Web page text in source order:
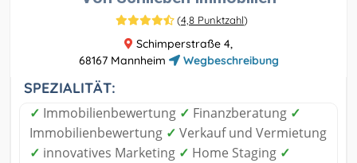
(4,8 Punktzahl)
Schimperstraße 4,
68167 Mannheim
Wegbeschreibung
SPEZIALITÄT:
✓ Immobilienbewertung ✓ Finanzberatung ✓
Immobilienbewertung ✓ Verkauf und Vermietung
✓ innovatives Marketing ✓ Home Staging ✓